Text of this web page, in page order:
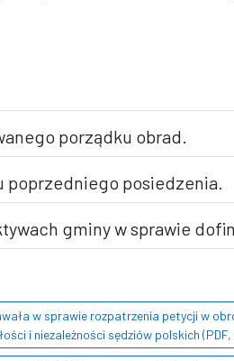
porządku obrad.
poprzedniego posiedzenia.
gminy w sprawie
w sprawie rozpatrzenia petycji w
i niezależności sędziów polskich